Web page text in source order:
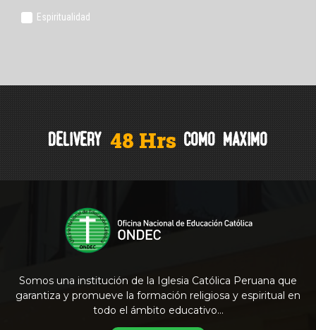
Espiritualidad
delivery 48 Hrs como maximo
Somos una institución de la Iglesia Católica Peruana que
garantiza y promueve la formación religiosa y espiritual en
todo el ámbito educativo…